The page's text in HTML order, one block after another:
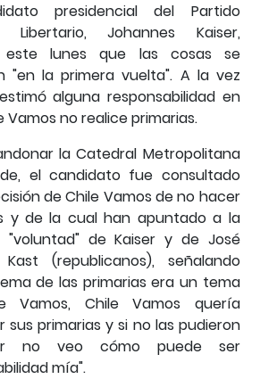
presidencial del Partido
Libertario, Johannes Kaiser,
este lunes que las cosas se
"en la primera vuelta". A la vez
alguna responsabilidad en
Vamos no realice primarias.
la Catedral Metropolitana
el candidato fue consultado
de Chile Vamos de no hacer
y de la cual han apuntado a la
de Kaiser y de José
(republicanos), señalando
de las primarias era un tema
Vamos, Chile Vamos quería
sus primarias y si no las pudieron
no veo cómo puede ser
mía".